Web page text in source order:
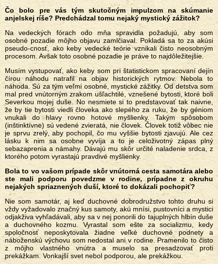
Čo bolo pre vás tým skutočným impulzom na skúmanie
anjelskej ríše? Predchádzal tomu nejaký mystický zážitok?
Na vedeckých fórach odo mňa spravidla požadujú, aby som
osobné pozadie môjho objavu zamlčiaval. Pokladá sa to za akúsi
pseudo-cnosť, ako keby vedecké teórie vznikali čisto neosobným
procesom. Avšak toto osobné pozadie je práve to najdôležitejšie.
Musím vystupovať, ako keby som pri štatistickom spracovaní dejín
čírou náhodu natrafil na objav historických rytmov. Nebola to
náhoda. Sú za tým veľmi osobné, mystické zážitky. Od detstva som
mal pred vnútorným zrakom ušľachtilé, vznešené bytosti, ktoré boli
Severkou mojej duše. No nesmiete si to predstavovať tak naivne,
že by tie bytosti viedli človeka ako slepého za ruku, že by géniom
vnukali do hlavy rovno hotové myšlienky. Takým spôsobom
(inštinktívne) sú vedené zvieratá, nie človek. Človek totiž vôbec nie
je sprvu zrelý, aby pochopil, čo mu vyššie bytosti zjavujú. Ale cez
lásku k nim sa osobne vyvíja a to je celoživotný zápas plný
sebazaprenia a námahy. Dávajú mu skôr určité naladenie srdca, z
ktorého potom vyrastajú pravdivé myšlienky.
Bola to vo vašom prípade skôr vnútorná cesta samotára alebo
ste mali podporu povedzme v rodine, prípadne z okruhu
nejakých spriaznených duší, ktoré to dokázali pochopiť?
Nie som samotár, aj keď duchovné dobrodružstvo tohto druhu si
vždy vyžadovalo značný kus samoty, akú mnísi, pustovníci a mystici
odjakživa vyhľadávali, aby sa v nej ponorili do tajuplných hlbín duše
a duchovného kozmu. Vyrastal som ešte za socializmu, kedy
spoločnosť neposkytovala žiadne veľké duchovné podnety a
náboženskú výchovu som nedostal ani v rodine. Pramenilo to čisto
z môjho vlastného vnútra a muselo sa presadzovať proti
prekážkam. Vonkajší svet nebol podporou, ale prekážkou.